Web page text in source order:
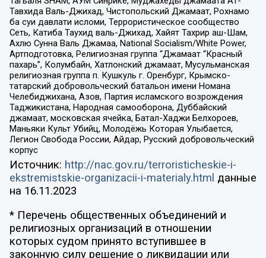
Тавхида Валь-Джихад, Чистопольский Джамаат, Рохнамо
ба суи давлати исломи, Террористическое сообщество
Сеть, Катиба Таухид валь-Джихад, Хайят Тахрир аш-Шам,
Ахлю Сунна Валь Джамаа, National Socialism/White Power,
Артподготовка, Религиозная группа “Джамаат “Красный
пахарь”, Колумбайн, Хатлонский джамаат, Мусульманская
религиозная группа п. Кушкуль г. Оренбург, Крымско-
татарский добровольческий батальон имени Номана
Челебиджихана, Азов, Партия исламского возрождения
Таджикистана, Народная самооборона, Дуббайский
джамаат, московская ячейка, Батал-Хаджи Белхороев,
Маньяки Культ Убийц, Молодёжь Которая Улыбается,
Легион Свобода России, Айдар, Русский добровольческий
корпус
Источник: http://nac.gov.ru/terroristicheskie-i-
ekstremistskie-organizacii-i-materialy.html данные
на 16.11.2023
* Перечень общественных объединений и
религиозных организаций в отношении
которых судом принято вступившее в
законную силу решение о ликвидации или